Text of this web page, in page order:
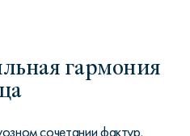
гармония
сочетании фактур.